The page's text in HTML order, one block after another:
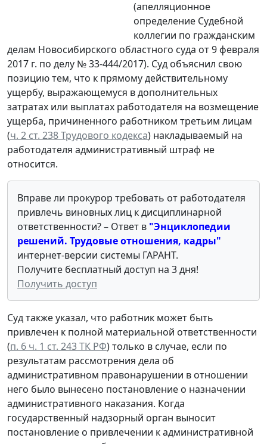
(апелляционное
определение Судебной
коллегии по гражданским
делам Новосибирского областного суда от 9 февраля
2017 г. по делу № 33-444/2017). Суд объяснил свою
позицию тем, что к прямому действительному
ущербу, выражающемуся в дополнительных
затратах или выплатах работодателя на возмещение
ущерба, причиненного работником третьим лицам
(ч. 2 ст. 238 Трудового кодекса) накладываемый на
работодателя административный штраф не
относится.
Вправе ли прокурор требовать от работодателя
привлечь виновных лиц к дисциплинарной
ответственности? – Ответ в "Энциклопедии
решений. Трудовые отношения, кадры"
интернет-версии системы ГАРАНТ.
Получите бесплатный доступ на 3 дня!
Получить доступ
Суд также указал, что работник может быть
привлечен к полной материальной ответственности
(п. 6 ч. 1 ст. 243 ТК РФ) только в случае, если по
результатам рассмотрения дела об
административном правонарушении в отношении
него было вынесено постановление о назначении
административного наказания. Когда
государственный надзорный орган выносит
постановление о привлечении к административной